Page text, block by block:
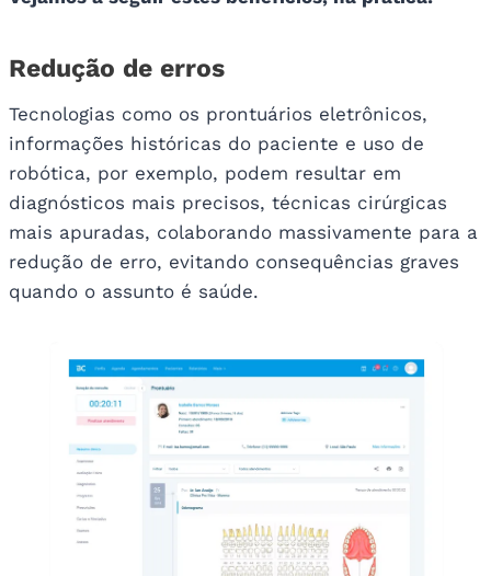
Redução de erros
Tecnologias como os prontuários eletrônicos,
informações históricas do paciente e uso de
robótica, por exemplo, podem resultar em
diagnósticos mais precisos, técnicas cirúrgicas
mais apuradas, colaborando massivamente para a
redução de erro, evitando consequências graves
quando o assunto é saúde.